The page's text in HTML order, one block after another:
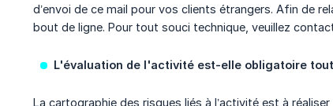
d’envoi de ce mail pour vos clients étrangers. Afin de
bout de ligne. Pour tout souci technique, veuillez
L'évaluation de l'activité est-elle obligatoire
La cartographie des risques liés à l’activité est à